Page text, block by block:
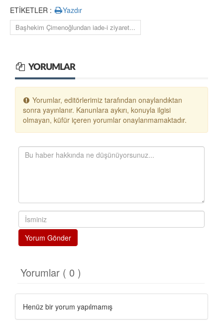
ETİKETLER : Yazdır
Başhekim Çimenoğlundan iade-i ziyaret...
YORUMLAR
Yorumlar, editörlerimiz tarafından onaylandıktan
sonra yayınlanır. Kanunlara aykırı, konuyla ilgisi
olmayan, küfür içeren yorumlar onaylanmamaktadır.
Yorum Gönder
Yorumlar ( 0 )
Henüz bir yorum yapılmamış